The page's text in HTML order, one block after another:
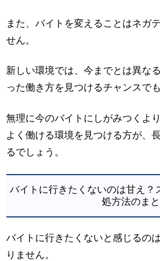
また、バイトを変えることはネガ
せん。
新しい環境では、今までとは異な
った働き方を見つけるチャンスで
無理に今のバイトにしがみつくよ
よく働ける環境を見つける方が、
るでしょう。
バイトに行きたくないのは甘え？
処方法のま
バイトに行きたくないと感じるの
りません。